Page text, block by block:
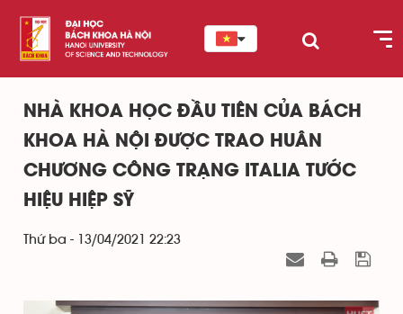
NHÀ KHOA HỌC ĐẦU TIÊN CỦA BÁCH
KHOA HÀ NỘI ĐƯỢC TRAO HUÂN
CHƯƠNG CÔNG TRẠNG ITALIA TƯỚC
HIỆU HIỆP SỸ
Thứ ba - 13/04/2021 22:23